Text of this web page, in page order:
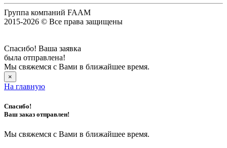
Группа компаний FAAM
2015-2026 © Все права защищены
Спасибо! Ваша заявка
была отправлена!
Мы свяжемся с Вами в ближайшее время.
×
На главную
Спасибо!
Ваш заказ отправлен!
Мы свяжемся с Вами в ближайшее время.